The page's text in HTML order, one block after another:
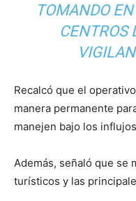
TOMANDO
CENTROS
Recalcó que el
manera permanente
manejen bajo los
Además, señaló que se
turísticos y las